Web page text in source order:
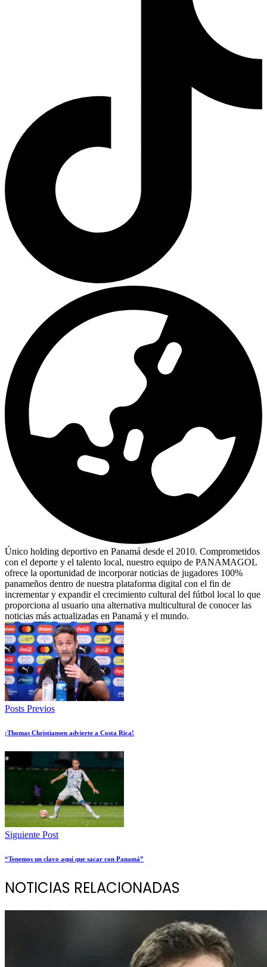
Único holding deportivo en Panamá desde el 2010. Comprometidos
con el deporte y el talento local, nuestro equipo de PANAMAGOL
ofrece la oportunidad de incorporar noticias de jugadores 100%
panameños dentro de nuestra plataforma digital con el fin de
incrementar y expandir el crecimiento cultural del fútbol local lo que
proporciona al usuario una alternativa multicultural de conocer las
noticias más actualizadas en Panamá y el mundo.
Posts Previos
¡Thomas Christiansen advierte a Costa Rica!
Siguiente Post
“Tenemos un clavo aquí que sacar con Panamá”
NOTICIAS RELACIONADAS